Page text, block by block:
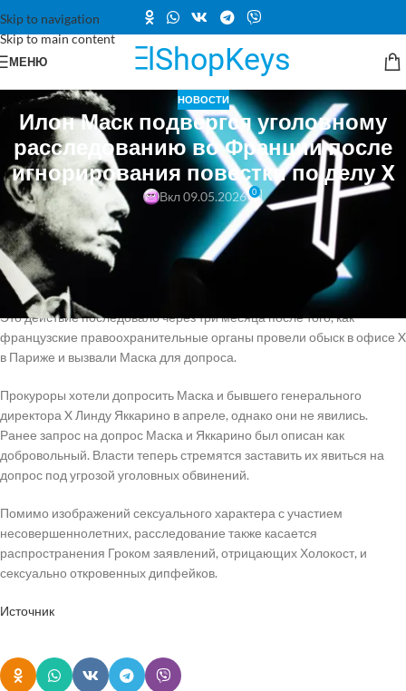
Skip to navigation
Skip to main content
МЕНЮ
НОВОСТИ
Илон Маск подвергся уголовному
расследованию во Франции после
игнорирования повестки по делу X
Вкл 09.05.2026 0
Французские прокуроры вчера начали уголовное расследование в
отношении Илона Маска и компании X, усиливая расследование,
связанное с распространением изображений сексуального
характера с участием несовершеннолетних и другим
предполагаемым незаконным контентом на социальной сети Маска.
Это действие последовало через три месяца после того, как
французские правоохранительные органы провели обыск в офисе X
в Париже и вызвали Маска для допроса.
Прокуроры хотели допросить Маска и бывшего генерального
директора X Линду Яккарино в апреле, однако они не явились.
Ранее запрос на допрос Маска и Яккарино был описан как
добровольный. Власти теперь стремятся заставить их явиться на
допрос под угрозой уголовных обвинений.
Помимо изображений сексуального характера с участием
несовершеннолетних, расследование также касается
распространения Гроком заявлений, отрицающих Холокост, и
сексуально откровенных дипфейков.
Источник